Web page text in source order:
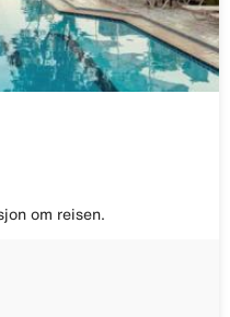
om reisen.